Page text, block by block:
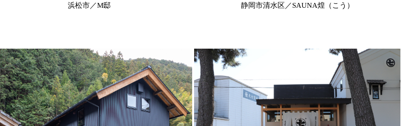
浜松市／M邸 静岡市清水区／SAUNA煌（こう）